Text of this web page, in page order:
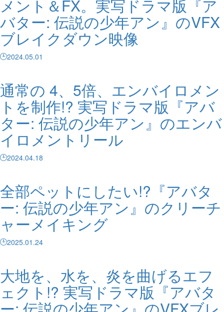
メント＆FX。実写ドラマ版『ア
バター: 伝説の少年アン』のVFX
ブレイクダウン映像
2024.05.01
通常の 4、5倍、エンバイロメン
トを制作!? 実写ドラマ版『アバ
ター: 伝説の少年アン』のエンバ
イロメントリール
2024.04.18
全部ペットにしたい!?『アバタ
ー: 伝説の少年アン』のクリーチ
ャーメイキング
2025.01.24
大地を、水を、炎を曲げるエフ
ェクト!? 実写ドラマ版『アバタ